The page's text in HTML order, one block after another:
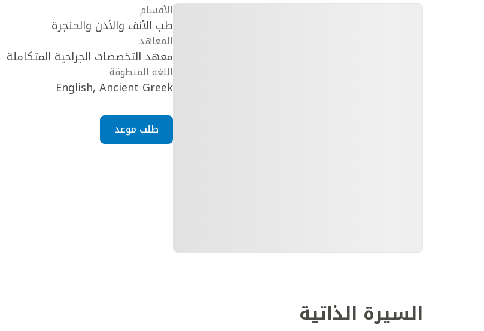
الأقسام
طب الأنف والأذن والحنجرة
المعاهد
معهد التخصصات الجراحية المتكاملة
اللغة المنطوقة
English, Ancient Greek
طلب موعد
السيرة الذاتية